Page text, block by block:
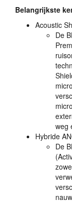
Belangrijkste
Acoustic
De
weg
Hybride
De